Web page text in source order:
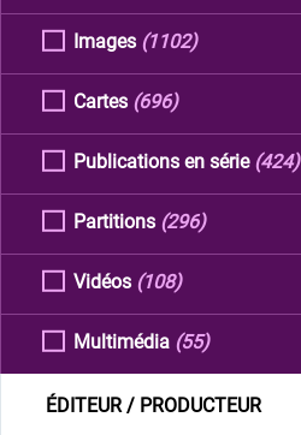
Images (1102)
Cartes (696)
Publications en série (424)
Partitions (296)
Vidéos (108)
Multimédia (55)
ÉDITEUR / PRODUCTEUR